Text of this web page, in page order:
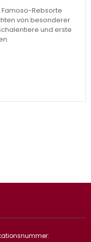
Rebsorte
von besonderer
und erste